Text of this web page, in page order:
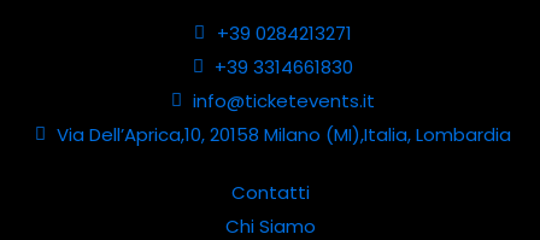
+39 0284213271
+39 3314661830
info@ticketevents.it
Via Dell’Aprica,10, 20158 Milano (MI),Italia, Lombardia
Contatti
Chi Siamo